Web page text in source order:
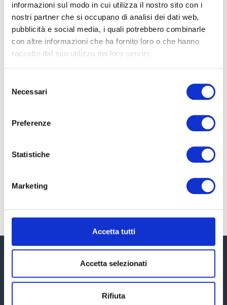
informazioni sul modo in cui utilizza il nostro sito con i
nostri partner che si occupano di analisi dei dati web,
pubblicità e social media, i quali potrebbero combinarle
con altre informazioni che ha fornito loro o che hanno
raccolto dal suo utilizzo dei loro servizi.
delNecessari
Preferenze
Statistiche
Marketing
Accetta tutti
Accetta selezionati
Rifiuta
La Holding familiare
holding familiare non è semplicemente una
strategico e cruciale per assicurare la crescita,
la protezione e la successione
LEGGI TUTTO »